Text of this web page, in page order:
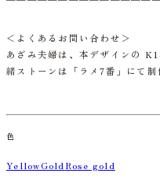
＜よくあるお問い合わせ＞
あざみ夫婦は、本デザインの
緒ストーンは「ラメ7番」にて制
色
YellowGoldRose gold